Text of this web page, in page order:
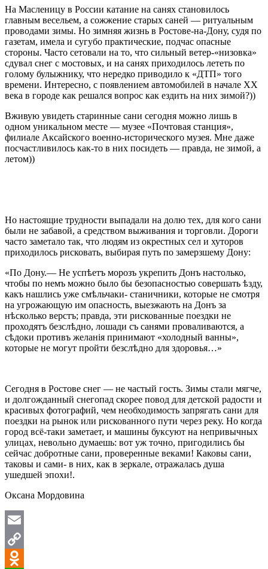
На Масленицу в России катание на санях становилось
главным весельем, а сожжение старых саней — ритуальным
проводами зимы. Но зимняя жизнь в Ростове-на-Дону, судя по
газетам, имела и сугубо практические, подчас опасные
стороны. Часто сетовали на то, что сильный ветер-«низовка»
сдувал снег с мостовых, и на санях приходилось лететь по
голому булыжнику, что нередко приводило к «ДТП» того
времени. Интересно, с появлением автомобилей в начале XX
века в городе как решался вопрос как ездить на них зимой?))
Вживую увидеть старинные сани сегодня можно лишь в
одном уникальном месте — музее «Почтовая станция»,
филиале Аксайского военно-исторического музея. Мне даже
посчастливилось как-то в них посидеть — правда, не зимой, а
летом))
Но настоящие трудности выпадали на долю тех, для кого сани
были не забавой, а средством выживания и торговли. Дороги
часто заметало так, что людям из окрестных сел и хуторов
приходилось рисковать, выбирая путь по замерзшему Дону:
«По Дону.— Не успѣетъ морозъ укрепить Донъ настолько,
чтобы по немъ можно было бы безопасностью совершать ѣзду,
какъ нашлись уже смѣльчаки- станичники, которые не смотря
на угрожающую им опасность, выезжають на Донъ за
нѣсколько верстъ; правда, эти рискованные поездки не
проходятъ безслѣдно, лошади съ санями проваливаются, а
сѣдоки противъ желанія принимают «холодный ванны»,
которые не могут пройти безслѣдно для здоровья…»
Сегодня в Ростове снег — не частый гость. Зимы стали мягче,
и долгожданный снегопад скорее повод для детской радости и
красивых фотографий, чем необходимость запрягать сани для
поездки на рынок или рискованного пути через реку. Но когда
город всё-таки заметает, и машины буксуют на непривычных
улицах, невольно думаешь: вот уж точно, пригодились бы
сейчас добротные сани, проверенные веками! Каковы сани,
таковы и сами- в них, как в зеркале, отражалась душа
ушедшей эпохи!.
Оксана Мордовина
Email
Copy